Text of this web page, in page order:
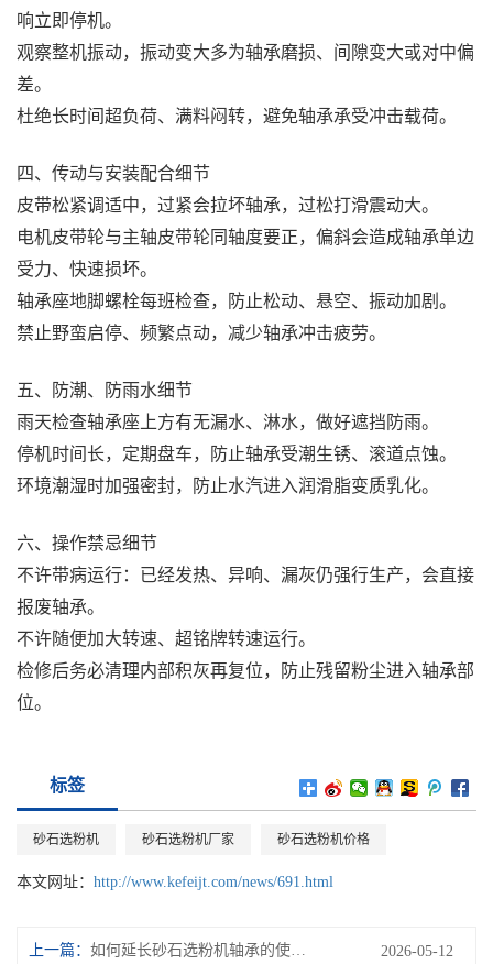
响立即停机。
观察整机振动，振动变大多为轴承磨损、间隙变大或对中偏
差。
杜绝长时间超负荷、满料闷转，避免轴承承受冲击载荷。
四、传动与安装配合细节
皮带松紧调适中，过紧会拉坏轴承，过松打滑震动大。
电机皮带轮与主轴皮带轮同轴度要正，偏斜会造成轴承单边
受力、快速损坏。
轴承座地脚螺栓每班检查，防止松动、悬空、振动加剧。
禁止野蛮启停、频繁点动，减少轴承冲击疲劳。
五、防潮、防雨水细节
雨天检查轴承座上方有无漏水、淋水，做好遮挡防雨。
停机时间长，定期盘车，防止轴承受潮生锈、滚道点蚀。
环境潮湿时加强密封，防止水汽进入润滑脂变质乳化。
六、操作禁忌细节
不许带病运行：已经发热、异响、漏灰仍强行生产，会直接
报废轴承。
不许随便加大转速、超铭牌转速运行。
检修后务必清理内部积灰再复位，防止残留粉尘进入轴承部
位。
标签
砂石选粉机 砂石选粉机厂家 砂石选粉机价格
本文网址： http://www.kefeijt.com/news/691.html
上一篇： 如何延长砂石选粉机轴承的使用寿命? 2026-05-12